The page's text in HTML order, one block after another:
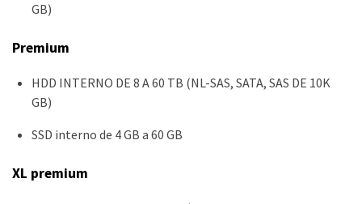
GB)
Premium
HDD INTERNO DE 8 A 60 TB (NL-SAS, SATA, SAS DE 10K
GB)
SSD interno de 4 GB a 60 GB
XL premium